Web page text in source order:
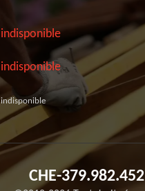
indisponible
indisponible
indisponible
CHE-379.982.452